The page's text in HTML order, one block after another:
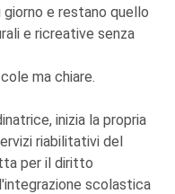
e restano quello
e ricreative senza
ma chiare.
inizia la propria
riabilitativi del
per il diritto
scolastica